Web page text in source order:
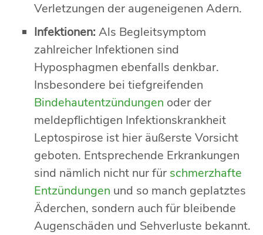
Verletzungen der augeneigenen Adern.
Infektionen: Als Begleitsymptom
zahlreicher Infektionen sind
Hyposphagmen ebenfalls denkbar.
Insbesondere bei tiefgreifenden
Bindehautentzündungen oder der
meldepflichtigen Infektionskrankheit
Leptospirose ist hier äußerste Vorsicht
geboten. Entsprechende Erkrankungen
sind nämlich nicht nur für schmerzhafte
Entzündungen und so manch geplatztes
Äderchen, sondern auch für bleibende
Augenschäden und Sehverluste bekannt.